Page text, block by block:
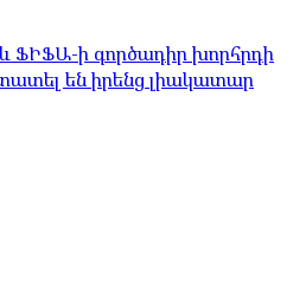
ՖԻՖԱ-ի գործադիր խորհրդի
են իրենց լիակատար